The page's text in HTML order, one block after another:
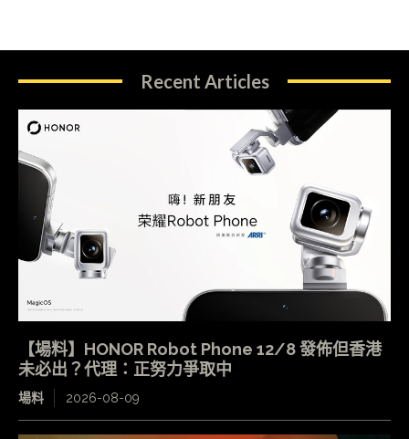
Recent Articles
【場料】HONOR Robot Phone 12/8 發佈但香港
未必出？代理：正努力爭取中
場料 2026-08-09